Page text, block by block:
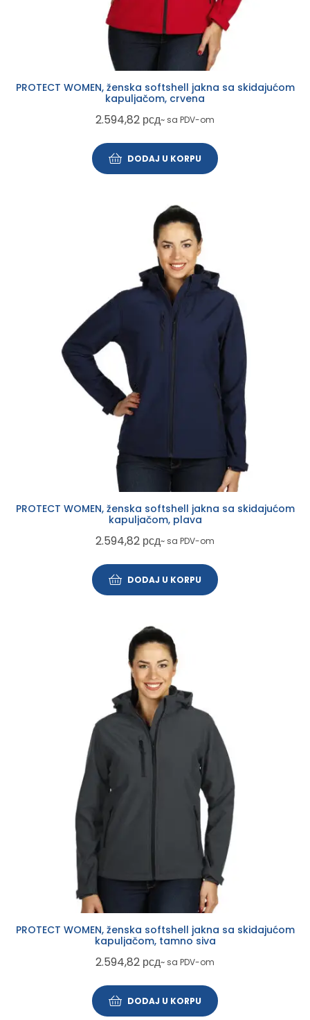
PROTECT WOMEN, ženska softshell jakna sa skidajućom
kapuljačom, crvena
2.594,82 рсд~ sa PDV-om
DODAJ U KORPU
PROTECT WOMEN, ženska softshell jakna sa skidajućom
kapuljačom, plava
2.594,82 рсд~ sa PDV-om
DODAJ U KORPU
PROTECT WOMEN, ženska softshell jakna sa skidajućom
kapuljačom, tamno siva
2.594,82 рсд~ sa PDV-om
DODAJ U KORPU